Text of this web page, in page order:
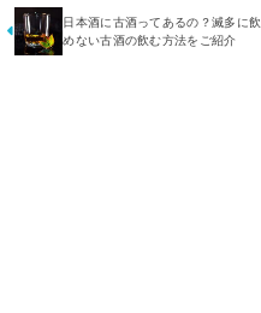
日本酒に古酒ってあるの？滅多に飲
めない古酒の飲む方法をご紹介